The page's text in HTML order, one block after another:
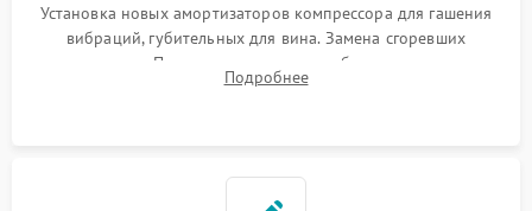
Установка новых амортизаторов компрессора для гашения
вибраций, губительных для вина. Замена сгоревших
элементов Пельтье, вентиляторов обдува, угольных
фильтров или поврежденных уплотнителей дверцы.
Подробнее